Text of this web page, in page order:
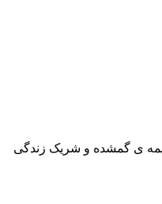
نیمه ی گمشده و شریک زندگی